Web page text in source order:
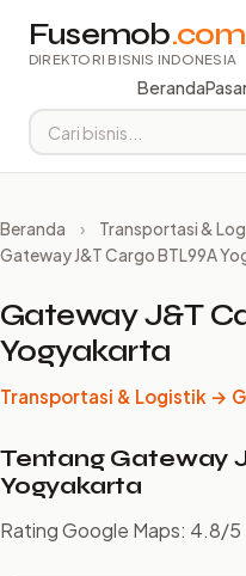
Fusemob.com
DIREKTORI BISNIS INDONESIA
Beranda
Beranda › Transportasi &
Gateway J&T Cargo BTL99A
Gateway J&T
Yogyakarta
Transportasi & Logistik →
Tentang Gateway
Yogyakarta
Rating Google Maps: 4.8/5